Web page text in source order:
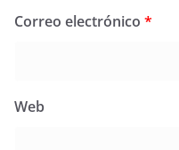
Correo electrónico *
Web